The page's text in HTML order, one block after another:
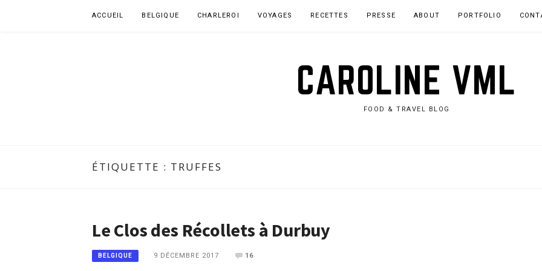
ACCUEIL BELGIQUE CHARLEROI VOYAGES RECETTES PRESSE ABOUT PORTFOLIO
CAROLINE VML
FOOD & TRAVEL BLOG
ÉTIQUETTE : TRUFFES
Le Clos des Récollets à Durbuy
BELGIQUE 9 DÉCEMBRE 2017 16